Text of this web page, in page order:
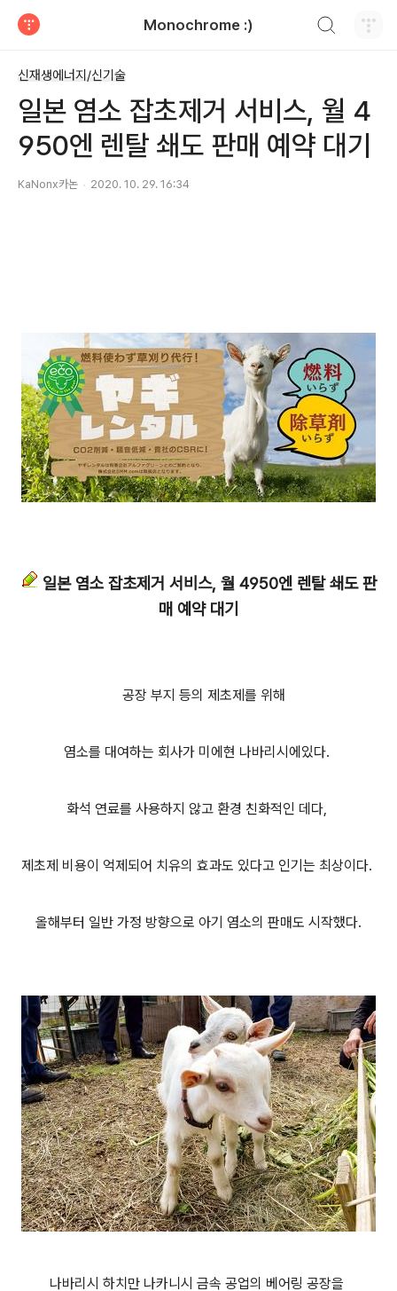
Monochrome :)
신재생에너지/신기술
일본 염소 잡초제거 서비스, 월 4
950엔 렌탈 쇄도 판매 예약 대기
KaNonx카논 2020. 10. 29. 16:34
일본 염소 잡초제거 서비스, 월 4950엔 렌탈 쇄도 판
매 예약 대기
공장 부지 등의 제초제를 위해
염소를 대여하는 회사가 미에현 나바리시에있다.
화석 연료를 사용하지 않고 환경 친화적인 데다,
제초제 비용이 억제되어 치유의 효과도 있다고 인기는 최상이다.
올해부터 일반 가정 방향으로 아기 염소의 판매도 시작했다.
나바리시 하치만 나카니시 금속 공업의 베어링 공장을